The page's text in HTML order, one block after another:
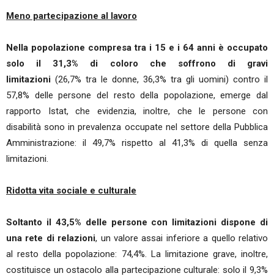
Meno partecipazione al lavoro
Nella popolazione compresa tra i 15 e i 64 anni è occupato
solo il 31,3% di coloro che soffrono di gravi
limitazioni (26,7% tra le donne, 36,3% tra gli uomini) contro il
57,8% delle persone del resto della popolazione, emerge dal
rapporto Istat, che evidenzia, inoltre, che le persone con
disabilità sono in prevalenza occupate nel settore della Pubblica
Amministrazione: il 49,7% rispetto al 41,3% di quella senza
limitazioni.
Ridotta vita sociale e culturale
Soltanto il 43,5% delle persone con limitazioni dispone di
una rete di relazioni, un valore assai inferiore a quello relativo
al resto della popolazione: 74,4%. La limitazione grave, inoltre,
costituisce un ostacolo alla partecipazione culturale: solo il 9,3%